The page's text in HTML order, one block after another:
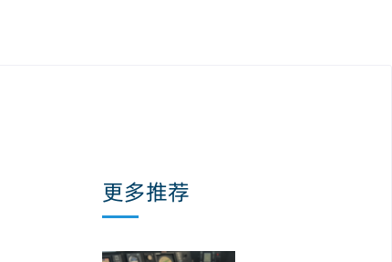
更多推荐